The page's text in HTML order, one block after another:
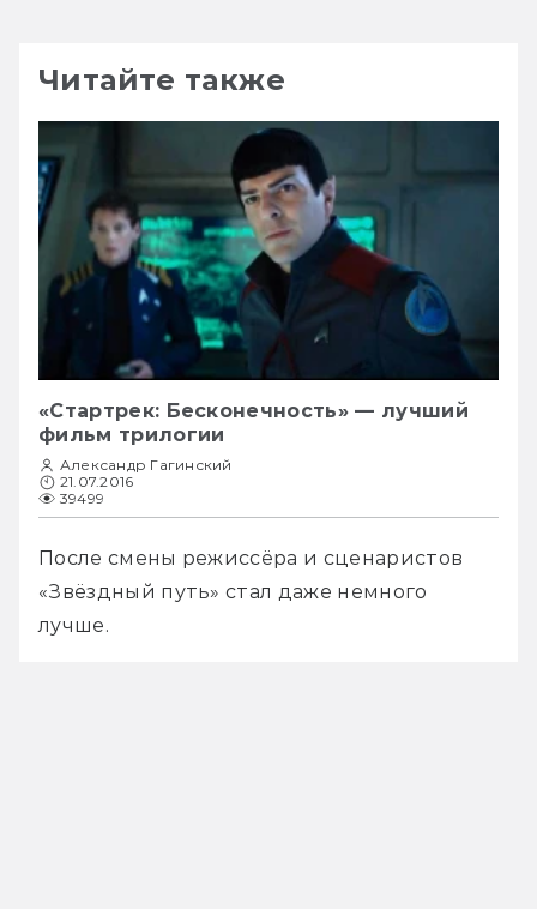
Читайте также
«Стартрек: Бесконечность» — лучший
фильм трилогии
Александр Гагинский
21.07.2016
39499
После смены режиссёра и сценаристов
«Звёздный путь» стал даже немного
лучше.